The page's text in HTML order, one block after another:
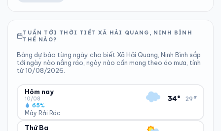
TUẦN TỚI THỜI TIẾT XÃ HẢI QUANG, NINH BÌNH
THẾ NÀO?
Bảng dự báo từng ngày cho biết Xã Hải Quang, Ninh Bình sắp
tới ngày nào nắng ráo, ngày nào cần mang theo áo mưa, tính
từ 10/08/2026.
Hôm nay
10/08
Mây Rải Rác
65%
34° 29°
▾
ĐỘ ẨM
Thứ Ba